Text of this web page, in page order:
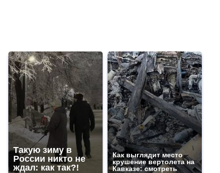
Такую зиму в
России никто не
ждал: как так?!
Как выглядит место
крушение вертолета на
Кавказе: смотреть